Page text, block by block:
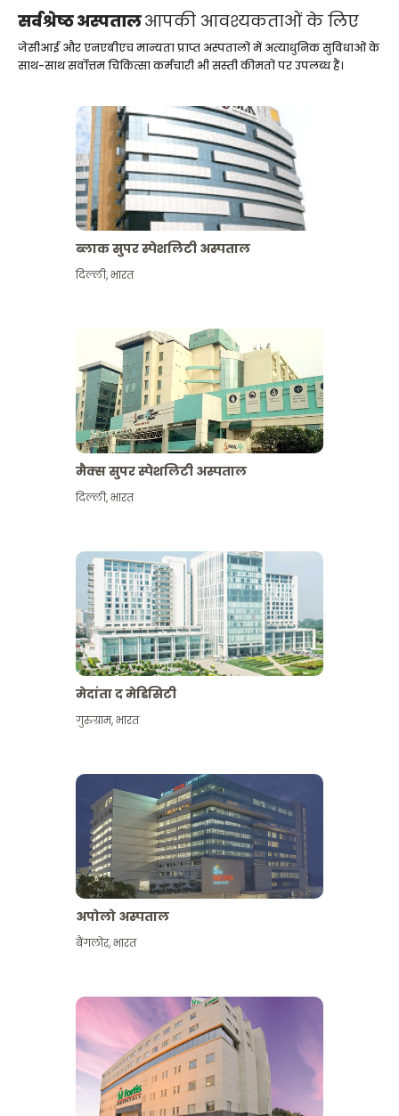
सर्वश्रेष्ठ अस्पतालआपकी आवश्यकताओं के लिए
जेसीआई और एनएबीएच मान्यता प्राप्त अस्पतालों में अत्याधुनिक सुविधाओं के
साथ-साथ सर्वोत्तम चिकित्सा कर्मचारी भी सस्ती कीमतों पर उपलब्ध हैं।
ब्लाक सुपर स्पेशलिटी अस्पताल
दिल्ली,भारत
मैक्स सुपर स्पेशलिटी अस्पताल
दिल्ली,भारत
मेदांता द मेडिसिटी
गुरुग्राम,भारत
अपोलो अस्पताल
बैंगलोर,भारत